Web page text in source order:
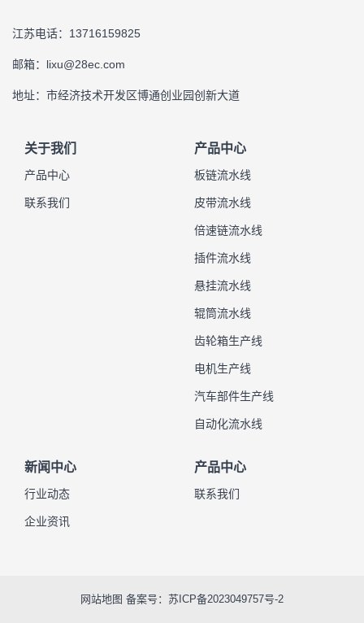
江苏电话：13716159825
邮箱：lixu@28ec.com
地址：市经济技术开发区博通创业园创新大道
关于我们
产品中心
联系我们
产品中心
板链流水线
皮带流水线
倍速链流水线
插件流水线
悬挂流水线
辊筒流水线
齿轮箱生产线
电机生产线
汽车部件生产线
自动化流水线
新闻中心
行业动态
企业资讯
产品中心
联系我们
网站地图 备案号： 苏ICP备2023049757号-2